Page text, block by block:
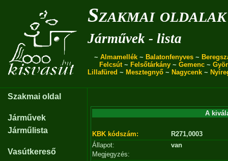
Szakmai oldalak
Járművek - lista
~ Almamellék ~ Balatonfenyves ~
Felcsút~ Felsőtárkány ~ Gemenc ~
Lillafüred ~ Mesztegnyő ~ Nagycenk ~
Szakmai oldal
Járművek
Járműlista
Vasútkereső
A
KBK kódszám:
R271,0003
Állapot:
van
Megjegyzés: